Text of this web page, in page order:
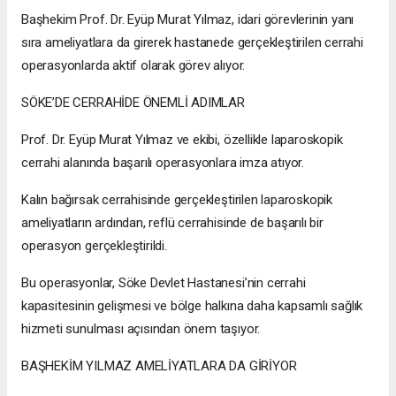
Başhekim Prof. Dr. Eyüp Murat Yılmaz, idari görevlerinin yanı
sıra ameliyatlara da girerek hastanede gerçekleştirilen cerrahi
operasyonlarda aktif olarak görev alıyor.
SÖKE’DE CERRAHİDE ÖNEMLİ ADIMLAR
Prof. Dr. Eyüp Murat Yılmaz ve ekibi, özellikle laparoskopik
cerrahi alanında başarılı operasyonlara imza atıyor.
Kalın bağırsak cerrahisinde gerçekleştirilen laparoskopik
ameliyatların ardından, reflü cerrahisinde de başarılı bir
operasyon gerçekleştirildi.
Bu operasyonlar, Söke Devlet Hastanesi’nin cerrahi
kapasitesinin gelişmesi ve bölge halkına daha kapsamlı sağlık
hizmeti sunulması açısından önem taşıyor.
BAŞHEKİM YILMAZ AMELİYATLARA DA GİRİYOR